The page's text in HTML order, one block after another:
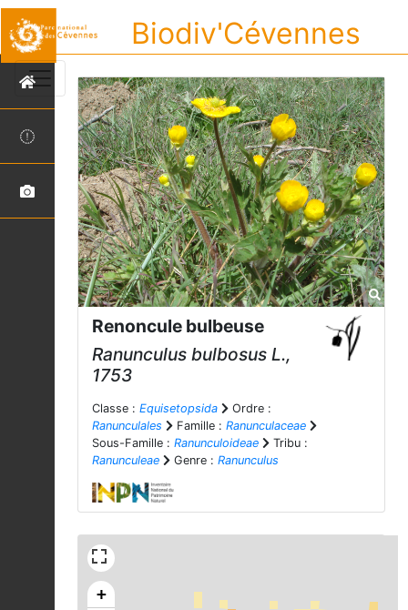
Biodiv'Cévennes
Renoncule bulbeuse
Ranunculus bulbosus L.,
1753
Classe : Equisetopsida
Ordre :
Ranunculales
Famille : Ranunculaceae
Sous-Famille : Ranunculoideae
Tribu :
Ranunculeae
Genre : Ranunculus
+